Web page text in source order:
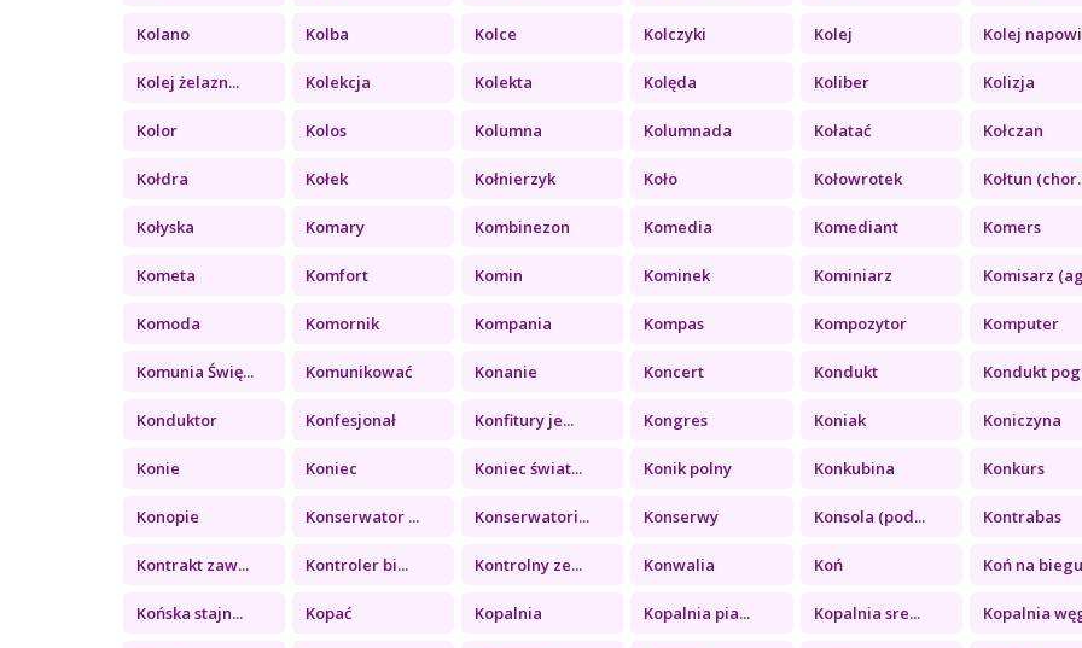
Kolano Kolba Kolce Kolczyki Kolej Kolej
Kolej żelazn... Kolekcja Kolekta Kolęda Koliber Kolizja
Kolor Kolos Kolumna Kolumnada Kołatać Kołczan
Kołdra Kołek Kołnierzyk Koło Kołowrotek Kołtun
Kołyska Komary Kombinezon Komedia Komediant Komers
Kometa Komfort Komin Kominek Kominiarz Komisarz
Komoda Komornik Kompania Kompas Kompozytor Komputer
Komunia Świę... Komunikować Konanie Koncert Kondukt Kondukt
Konduktor Konfesjonał Konfitury je... Kongres Koniak Koniczyna
Konie Koniec Koniec świat... Konik polny Konkubina Konkurs
Konopie Konserwator ... Konserwatori... Konserwy Konsola (pod... Kontrabas
Kontrakt zaw... Kontroler bi... Kontrolny ze... Konwalia Koń Koń na
Końska stajn... Kopać Kopalnia Kopalnia pia... Kopalnia sre... Kopalnia